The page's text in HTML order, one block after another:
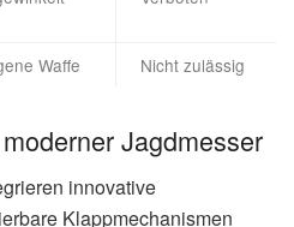
Waffe Nicht zulässig
Jagdmesser
innovative
Klappmechanismen